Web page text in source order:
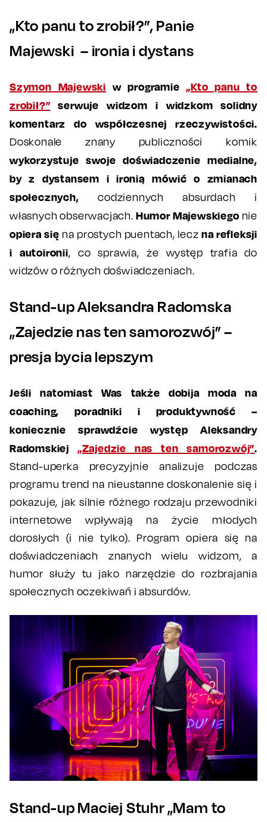
„Kto panu to zrobił?”, Panie
Majewski – ironia i dystans
Szymon Majewski w programie„Kto panu to
zrobił?”serwuje widzom i widzkom solidny
komentarz do współczesnej rzeczywistości.
Doskonale znany publiczności komik
wykorzystuje swoje doświadczenie medialne,
by z dystansem i ironią mówić o zmianach
społecznych, codziennych absurdach i
własnych obserwacjach. Humor Majewskiego nie
opiera się na prostych puentach, lecz na refleksji
i autoironii, co sprawia, że występ trafia do
widzów o różnych doświadczeniach.
Stand-up Aleksandra Radomska
„Zajedzie nas ten samorozwój” –
presja bycia lepszym
Jeśli natomiast Was także dobija moda na
coaching, poradniki i produktywność –
koniecznie sprawdźcie występ Aleksandry
Radomskiej „Zajedzie nas ten samorozwój”.
Stand-uperka precyzyjnie analizuje podczas
programu trend na nieustanne doskonalenie się i
pokazuje, jak silnie różnego rodzaju przewodniki
internetowe wpływają na życie młodych
dorosłych (i nie tylko). Program opiera się na
doświadczeniach znanych wielu widzom, a
humor służy tu jako narzędzie do rozbrajania
społecznych oczekiwań i absurdów.
Stand-up Maciej Stuhr „Mam to